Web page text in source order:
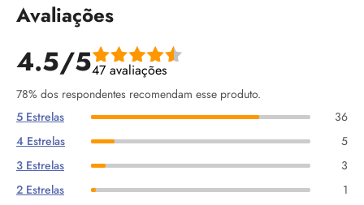
Avaliações
4.5/547 avaliações
78% dos respondentes recomendam esse produto.
5 Estrelas
36
4 Estrelas
5
3 Estrelas
3
2 Estrelas
1